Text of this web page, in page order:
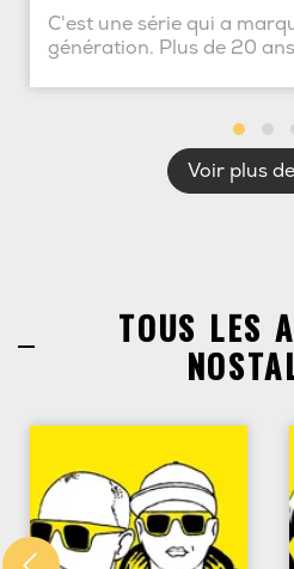
C'est une série qui a
génération. Plus de 20
Voir plus
TOUS LES